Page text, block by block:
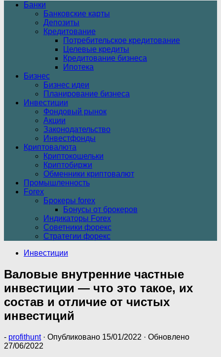
Банки
Банковские карты
Депозиты
Кредитование
Потребительское кредитование
Целевые кредиты
Кредитование бизнеса
Ипотека
Бизнес
Бизнес идеи
Планирование бизнеса
Инвестиции
Фондовый рынок
Акции
Законодательство
Инвестфонды
Криптовалюта
Криптокошельки
Криптобиржи
Обменники криптовалют
Промышленность
Forex
Брокеры forex
Бонусы от брокеров
Индикаторы Forex
Советники форекс
Стратегии форекс
Инвестиции
Валовые внутренние частные
инвестиции — что это такое, их
состав и отличие от чистых
инвестиций
- profithunt · Опубликовано 15/01/2022 · Обновлено
27/06/2022